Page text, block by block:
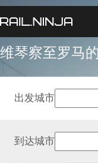
维琴察至罗马
出发城市
到达城市